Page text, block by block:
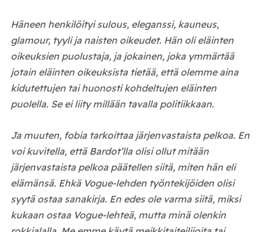
Häneen henkilöityi sulous, eleganssi, kauneus,
glamour, tyyli ja naisten oikeudet. Hän oli eläinten
oikeuksien puolustaja, ja jokainen, joka ymmärtää
jotain eläinten oikeuksista tietää, että olemme aina
kidutettujen tai huonosti kohdeltujen eläinten
puolella. Se ei liity millään tavalla politiikkaan.
Ja muuten, fobia tarkoittaa järjenvastaista pelkoa. En
voi kuvitella, että Bardot’lla olisi ollut mitään
järjenvastaista pelkoa päätellen siitä, miten hän eli
elämänsä. Ehkä Vogue-lehden työntekijöiden olisi
syytä ostaa sanakirja. En edes ole varma siitä, miksi
kukaan ostaa Vogue-lehteä, mutta minä olenkin